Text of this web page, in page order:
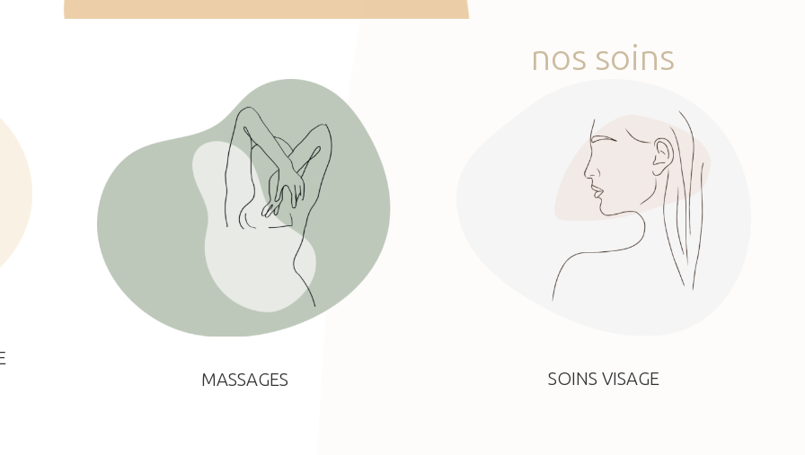
nos soins
MASSAGES
SOINS VISAGE